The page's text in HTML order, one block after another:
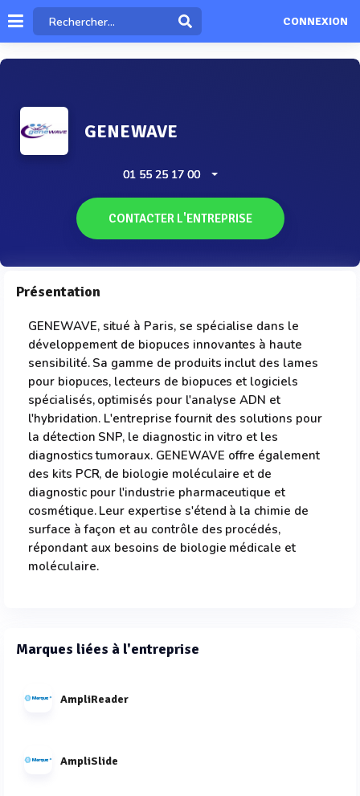
CONNEXION
GENEWAVE
01 55 25 17 00
CONTACTER L'ENTREPRISE
Présentation
GENEWAVE, situé à Paris, se spécialise dans le
développement de biopuces innovantes à haute
sensibilité. Sa gamme de produits inclut des lames
pour biopuces, lecteurs de biopuces et logiciels
spécialisés, optimisés pour l'analyse ADN et
l'hybridation. L'entreprise fournit des solutions pour
la détection SNP, le diagnostic in vitro et les
diagnostics tumoraux. GENEWAVE offre également
des kits PCR, de biologie moléculaire et de
diagnostic pour l'industrie pharmaceutique et
cosmétique. Leur expertise s'étend à la chimie de
surface à façon et au contrôle des procédés,
répondant aux besoins de biologie médicale et
moléculaire.
Marques liées à l'entreprise
AmpliReader
AmpliSlide